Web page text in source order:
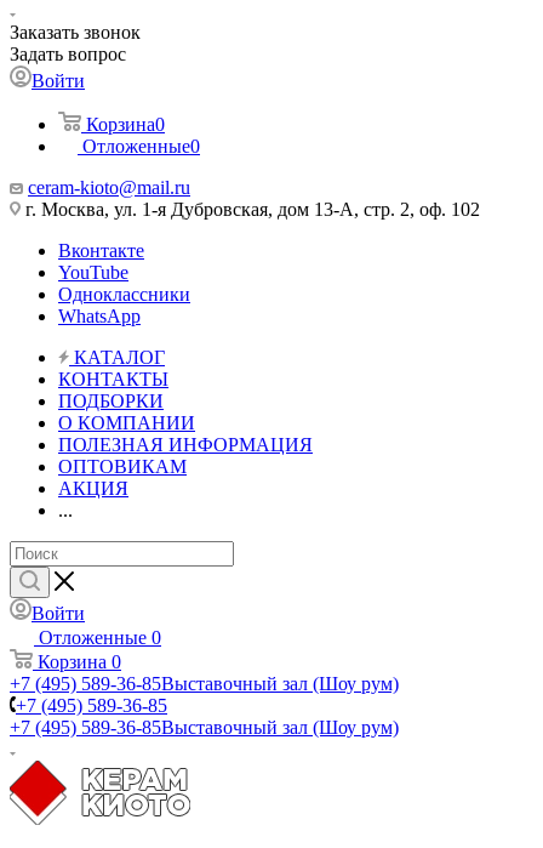
Заказать звонок
Задать вопрос
Войти
Корзина0
Отложенные0
ceram-kioto@mail.ru
г. Москва, ул. 1-я Дубровская, дом 13-А, стр. 2, оф. 102
Вконтакте
YouTube
Одноклассники
WhatsApp
КАТАЛОГ
КОНТАКТЫ
ПОДБОРКИ
О КОМПАНИИ
ПОЛЕЗНАЯ ИНФОРМАЦИЯ
ОПТОВИКАМ
АКЦИЯ
...
Войти
Отложенные 0
Корзина 0
+7 (495) 589-36-85Выставочный зал (Шоу рум)
+7 (495) 589-36-85
+7 (495) 589-36-85Выставочный зал (Шоу рум)